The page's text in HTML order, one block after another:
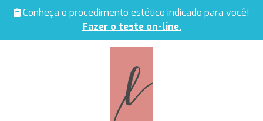
Conheça o procedimento estético indicado para você!
Fazer o teste on-line.